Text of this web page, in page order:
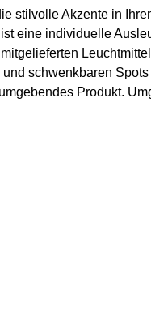
stilvolle Akzente in
eine individuelle
schwenkbaren Spots
Produkt.